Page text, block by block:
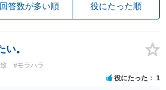
回答数が多い順 役にたった順
。
#モラハラ
役にたった 1